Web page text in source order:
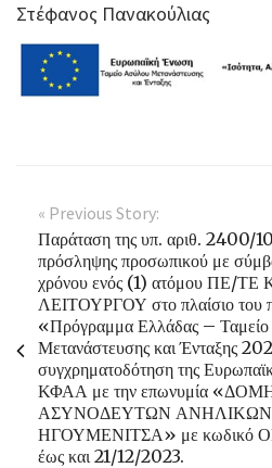
Στέφανος Πανακούλιας
« Previous Story:
Παράταση της υπ. αριθ. 2400/
πρόσληψης προσωπικού με
χρόνου ενός (1) ατόμου ΠΕ/
ΛΕΙΤΟΥΡΓΟΥ στο πλαίσιο του
«Πρόγραμμα Ελλάδας –
Μετανάστευσης και Ένταξης
συγχρηματοδότηση της
ΚΦΑΑ με την επωνυμία
ΑΣΥΝΟΔΕΥΤΩΝ
ΗΓΟΥΜΕΝΙΤΣΑ» με κωδικό
έως και 21/12/2023.